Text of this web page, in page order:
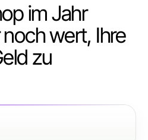
im Jahr
wert, Ihre
zu